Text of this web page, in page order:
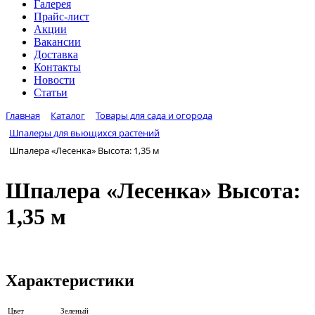
Галерея
Прайс-лист
Акции
Вакансии
Доставка
Контакты
Новости
Статьи
Главная Каталог
Товары для сада и огорода
Шпалеры для вьющихся растений
Шпалера «Лесенка» Высота: 1,35 м
Шпалера «Лесенка» Высота:
1,35 м
Характеристики
Цвет Зеленый